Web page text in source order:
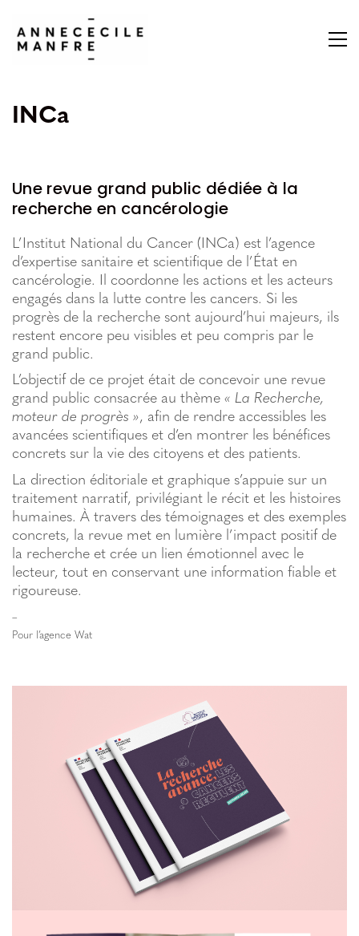
INCa
Une revue grand public dédiée à la
recherche en cancérologie
L’Institut National du Cancer (INCa) est l’agence
d’expertise sanitaire et scientifique de l’État en
cancérologie. Il coordonne les actions et les acteurs
engagés dans la lutte contre les cancers. Si les
progrès de la recherche sont aujourd’hui majeurs, ils
restent encore peu visibles et peu compris par le
grand public.
L’objectif de ce projet était de concevoir une revue
grand public consacrée au thème « La Recherche,
moteur de progrès », afin de rendre accessibles les
avancées scientifiques et d’en montrer les bénéfices
concrets sur la vie des citoyens et des patients.
La direction éditoriale et graphique s’appuie sur un
traitement narratif, privilégiant le récit et les histoires
humaines. À travers des témoignages et des exemples
concrets, la revue met en lumière l’impact positif de
la recherche et crée un lien émotionnel avec le
lecteur, tout en conservant une information fiable et
rigoureuse.
–
Pour l’agence Wat